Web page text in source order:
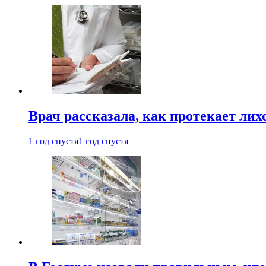
Врач рассказала, как протекает
1 год спустя1 год спустя